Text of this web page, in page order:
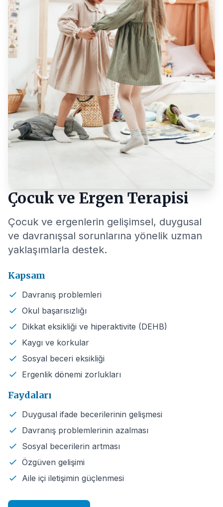
Çocuk ve Ergen Terapisi
Çocuk ve ergenlerin gelişimsel, duygusal
ve davranışsal sorunlarına yönelik uzman
yaklaşımlarla destek.
Kapsam
Davranış problemleri
Okul başarısızlığı
Dikkat eksikliği ve hiperaktivite (DEHB)
Kaygı ve korkular
Sosyal beceri eksikliği
Ergenlik dönemi zorlukları
Faydaları
Duygusal ifade becerilerinin gelişmesi
Davranış problemlerinin azalması
Sosyal becerilerin artması
Özgüven gelişimi
Aile içi iletişimin güçlenmesi